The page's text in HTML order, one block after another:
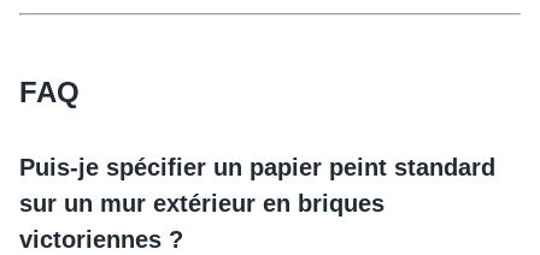
FAQ
Puis-je spécifier un papier peint standard
sur un mur extérieur en briques
victoriennes ?